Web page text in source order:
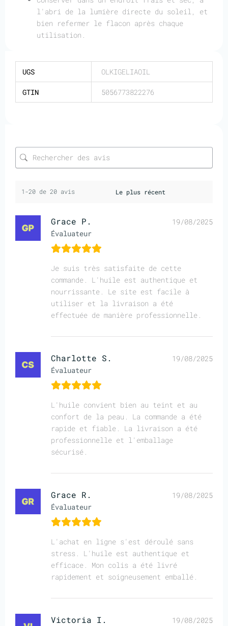
l'abri de la lumière directe du soleil, et
bien refermer le flacon après chaque
utilisation.
UGS OLKIGELIAOIL
GTIN 5056773822276
1-20 de 20 avis
Grace P.
Évaluateur
19/08/2025
Je suis très satisfaite de cette
commande. L'huile est authentique et
nourrissante. Le site est facile à
utiliser et la livraison a été
effectuée de manière professionnelle.
Charlotte S.
Évaluateur
19/08/2025
L'huile convient bien au teint et au
confort de la peau. La commande a été
rapide et fiable. La livraison a été
professionnelle et l'emballage
sécurisé.
Grace R.
Évaluateur
19/08/2025
L'achat en ligne s'est déroulé sans
stress. L'huile est authentique et
efficace. Mon colis a été livré
rapidement et soigneusement emballé.
Victoria I. 19/08/2025